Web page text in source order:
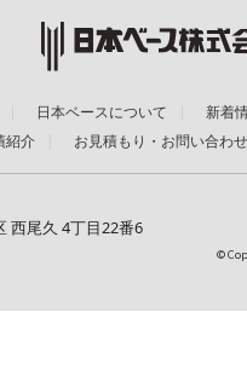
日本ベースについて 新着
紹介
お見積もり・お問い合わせ
西尾久 4丁目22番6
©